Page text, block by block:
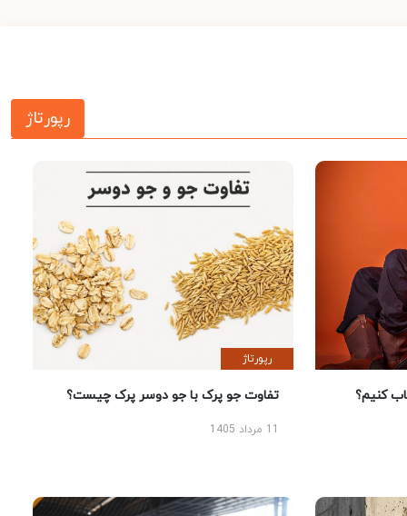
رپورتاژ
کنیم؟
رپورتاژ
تفاوت جو پرک با جو دوسر پرک چیست؟